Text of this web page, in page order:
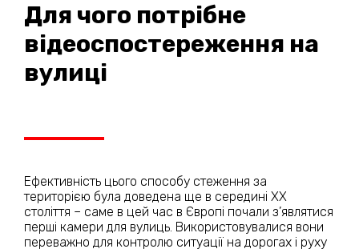
Для чого потрібне
відеоспостереження на
вулиці
Ефективність цього способу стеження за
територією була доведена ще в середині ХХ
століття – саме в цей час в Європі почали з’являтися
перші камери для вулиць. Використовувалися вони
переважно для контролю ситуації на дорогах і руху